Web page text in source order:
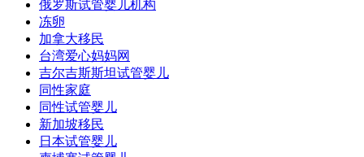
俄罗斯试管婴儿机构
冻卵
加拿大移民
台湾爱心妈妈网
吉尔吉斯斯坦试管婴儿
同性家庭
同性试管婴儿
新加坡移民
日本试管婴儿